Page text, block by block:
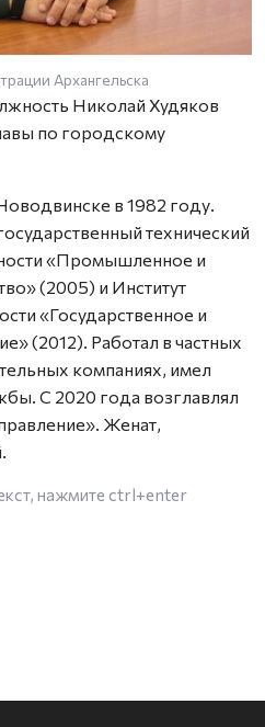
Архангельска
Николай Худяков
по городскому
в 1982 году.
технический
«Промышленное и
(2005) и Институт
«Государственное и
(2012). Работал в частных
компаниях, имел
С 2020 года возглавлял
Женат,
нажмите ctrl+enter